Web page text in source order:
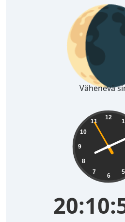
Vähenevä
12
1
5
6
7
8
9
10
11